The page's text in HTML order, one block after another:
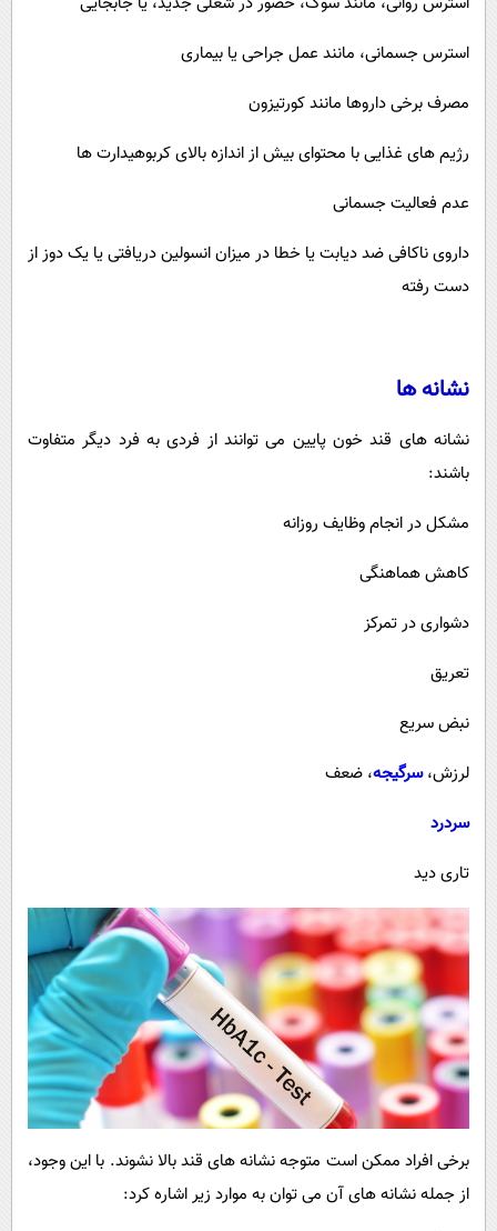
استرس جسمانی، مانند عمل جراحی یا بیماری
مصرف برخی داروها مانند کورتیزون
رژیم های غذایی با محتوای بیش از اندازه بالای کربوهیدارت ها
عدم فعالیت جسمانی
داروی ناکافی ضد دیابت یا خطا در میزان انسولین دریافتی یا یک دوز از
دست رفته
نشانه ها
نشانه های قند خون پایین می توانند از فردی به فرد دیگر متفاوت
باشند:
مشکل در انجام وظایف روزانه
کاهش هماهنگی
دشواری در تمرکز
تعریق
نبض سریع
لرزش،سرگیجه، ضعف
سردرد
تاری دید
برخی افراد ممکن است متوجه نشانه های قند بالا نشوند. با این وجود،
از جمله نشانه های آن می توان به موارد زیر اشاره کرد: